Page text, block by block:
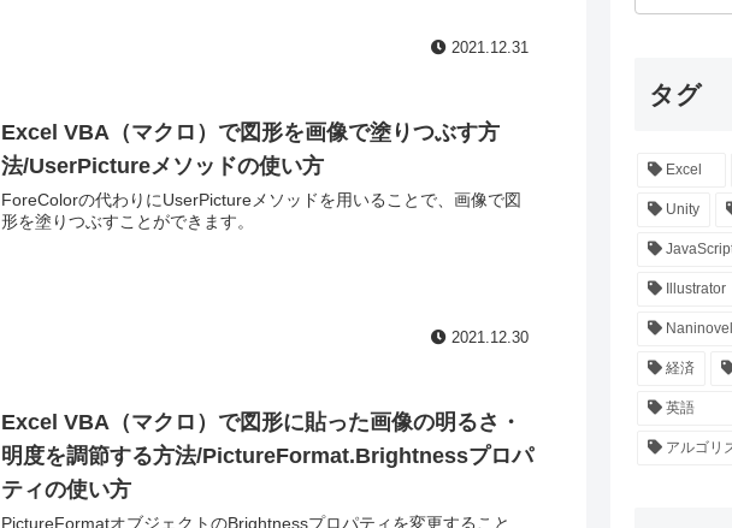
2021.12.31
Excel VBA（マクロ）で図形を画像で塗りつぶす方
法/UserPictureメソッドの使い方
ForeColorの代わりにUserPictureメソッドを用いることで、画像で図
形を塗りつぶすことができます。
2021.12.30
Excel VBA（マクロ）で図形に貼った画像の明るさ・
明度を調節する方法/PictureFormat.Brightnessプロパ
ティの使い方
PictureFormatオブジェクトのBrightnessプロパティを変更すること
タグ
Excel
Unity
Illustrator
Naninovel
経済
英語
アルゴリ